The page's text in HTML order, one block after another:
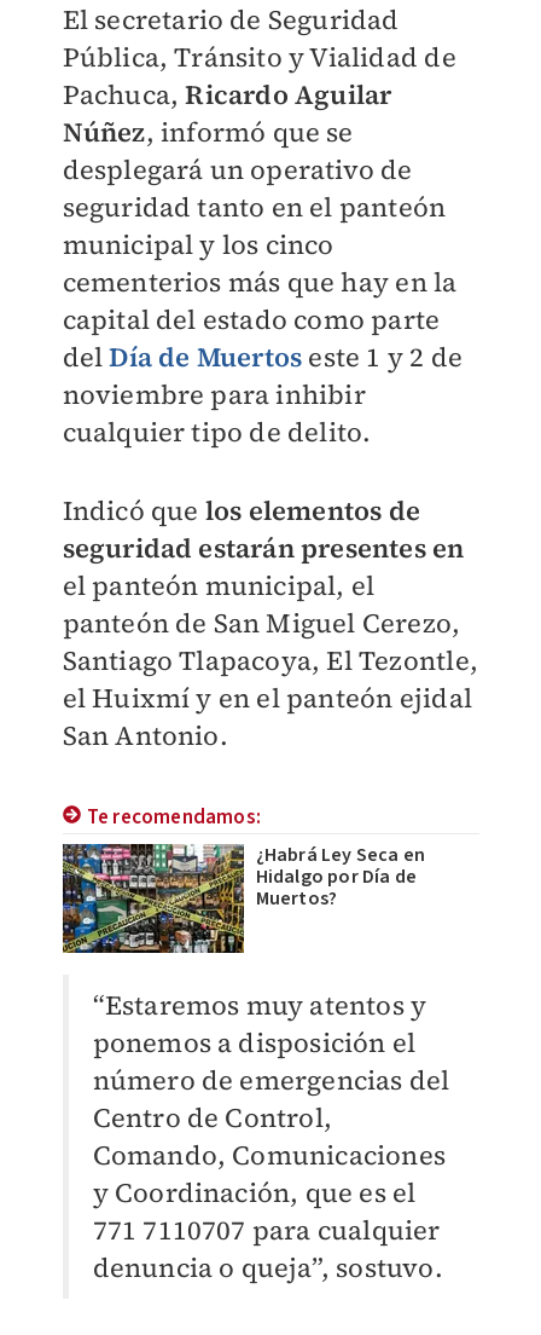
El secretario de Seguridad
Pública, Tránsito y Vialidad de
Pachuca,Ricardo Aguilar
Núñez, informó que se
desplegará un operativo de
seguridad tanto en el panteón
municipal y los cinco
cementerios más que hay en la
capital del estado como parte
delDía de Muertos este 1 y 2 de
noviembre para inhibir
cualquier tipo de delito.
Indicó que los elementos de
seguridad estarán presentes en
el panteón municipal, el
panteón de San Miguel Cerezo,
Santiago Tlapacoya, El Tezontle,
el Huixmí y en el panteón ejidal
San Antonio.
Te recomendamos:
¿Habrá Ley Seca en
Hidalgo por Día de
Muertos?
“Estaremos muy atentos y
ponemos a disposición el
número de emergencias del
Centro de Control,
Comando, Comunicaciones
y Coordinación, que es el
771 7110707 para cualquier
denuncia o queja”, sostuvo.